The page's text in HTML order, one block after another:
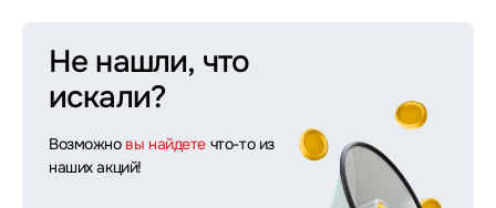
Не нашли, что
искали?
Возможно вы найдете что-то из
наших акций!